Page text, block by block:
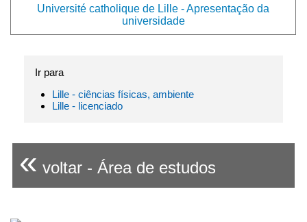
Université catholique de Lille - Apresentação da
universidade
Ir para
Lille - ciências físicas, ambiente
Lille - licenciado
« voltar - Área de estudos